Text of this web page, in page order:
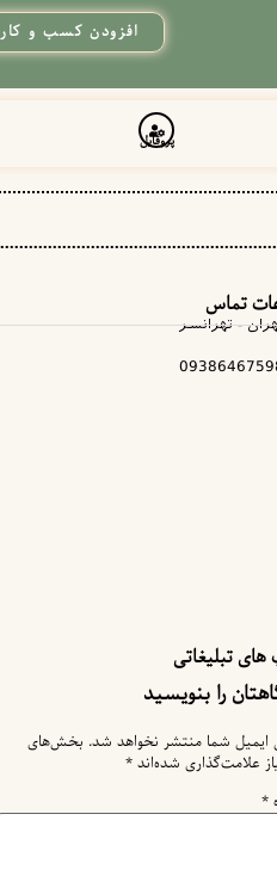
افزودن کسب و کار
پروفایل
تماس
- تهرانسر
تبلیغاتی
را بنویسید
ایمیل شما منتشر نخواهد شد. بخش‌های
علامت‌گذاری شده‌اند*
*